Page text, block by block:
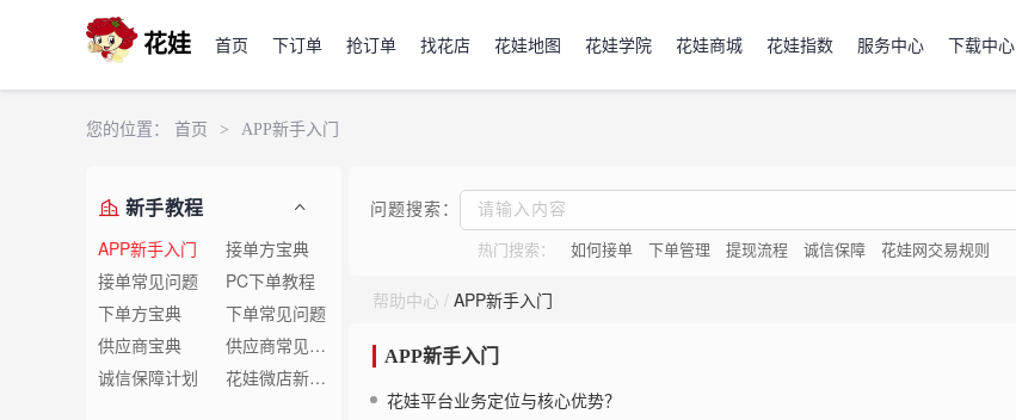
花娃 首页 下订单 抢订单 找花店 花娃地图 花娃学院 花娃商城 花娃指数 服务中心 下载中心
您的位置： 首页 > APP新手入门
新手教程
APP新手入门
接单方宝典
接单常见问题
PC下单教程
下单方宝典
下单常见问题
供应商宝典
供应商常见问题
诚信保障计划
花娃微店新手教程
问题搜索：
热门搜索： 如何接单 下单管理 提现流程 诚信保障 花娃网交易规则
帮助中心 / APP新手入门
APP新手入门
花娃平台业务定位与核心优势？